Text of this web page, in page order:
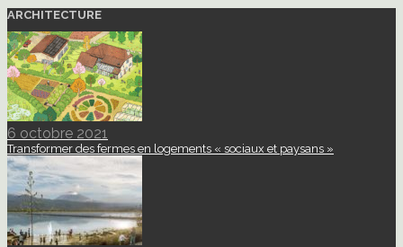
ARCHITECTURE
6 octobre 2021
Transformer des fermes en logements « sociaux et paysans »